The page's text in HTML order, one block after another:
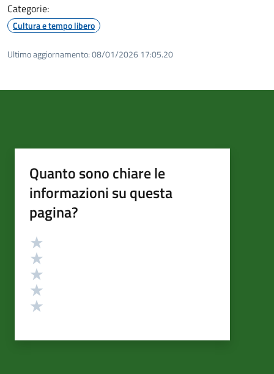
Categorie:
Cultura e tempo libero
Ultimo aggiornamento:08/01/2026 17:05.20
Quanto sono chiare le
informazioni su questa
pagina?
Valutazione